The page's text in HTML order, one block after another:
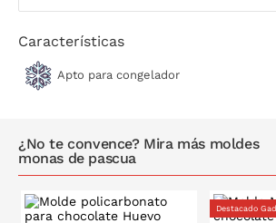
Características
Apto para congelador
¿No te convence? Mira más moldes
monas de pascua
Destacado